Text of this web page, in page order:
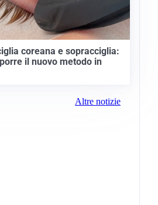
coreana e sopracciglia:
il nuovo metodo in
Altre notizie